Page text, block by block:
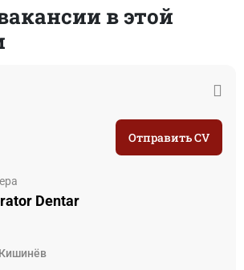
в этой
Dentar
Кишинёв
Отправить CV